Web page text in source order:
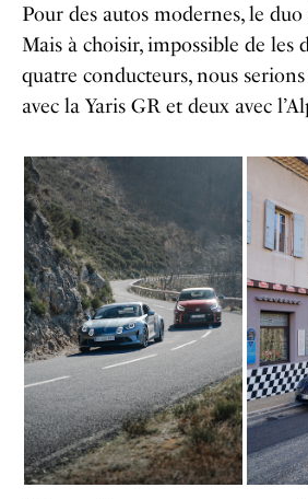
Pour des autos modernes, le
Mais à choisir, impossible de les
quatre conducteurs, nous
avec la Yaris GR et deux avec